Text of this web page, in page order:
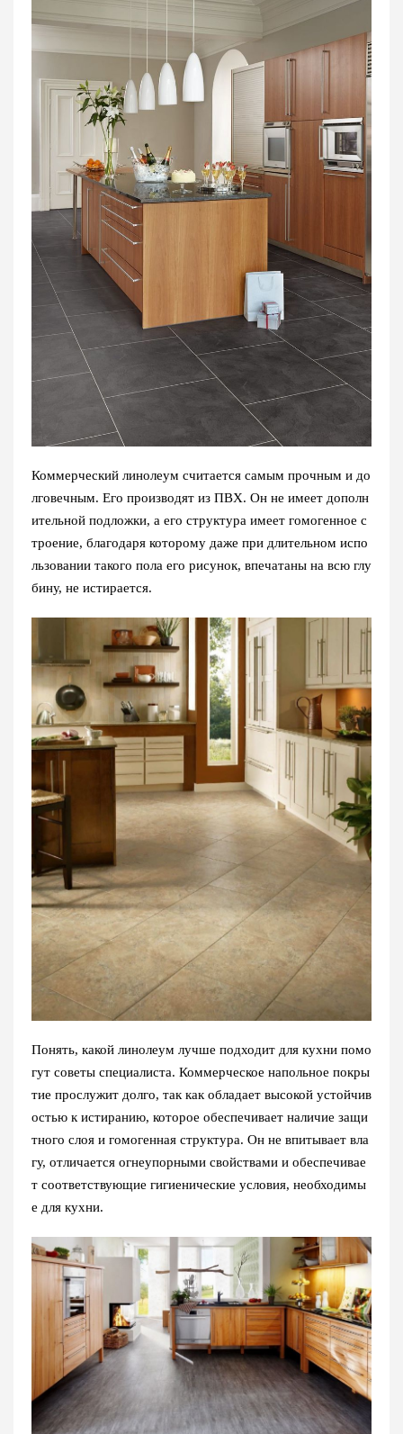
Коммерческий линолеум считается самым прочным и до
лговечным. Его производят из ПВХ. Он не имеет дополн
ительной подложки, а его структура имеет гомогенное с
троение, благодаря которому даже при длительном испо
льзовании такого пола его рисунок, впечатаны на всю глу
бину, не истирается.
Понять, какой линолеум лучше подходит для кухни помо
гут советы специалиста. Коммерческое напольное покры
тие прослужит долго, так как обладает высокой устойчив
остью к истиранию, которое обеспечивает наличие защи
тного слоя и гомогенная структура. Он не впитывает вла
гу, отличается огнеупорными свойствами и обеспечивае
т соответствующие гигиенические условия, необходимы
е для кухни.